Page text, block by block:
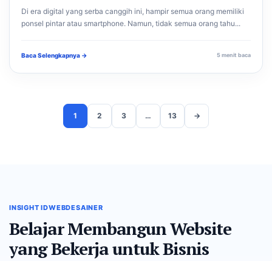
Di era digital yang serba canggih ini, hampir semua orang memiliki
ponsel pintar atau smartphone. Namun, tidak semua orang tahu...
Baca Selengkapnya → 5 menit baca
1 2 3 … 13 →
INSIGHT IDWEBDESAINER
Belajar Membangun Website
yang Bekerja untuk Bisnis